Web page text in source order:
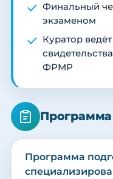
Финальный
экзаменом
Куратор
ФРМР
Программа
Программа